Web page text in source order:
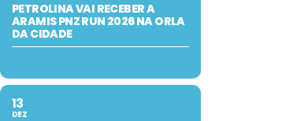
PETROLINA VAI RECEBER A
ARAMIS PNZ RUN 2026 NA ORLA
DA CIDADE
13
DEZ